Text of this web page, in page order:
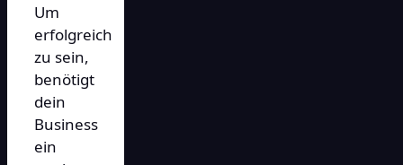
Um
erfolgreich
zu sein,
benötigt
dein
Business
ein